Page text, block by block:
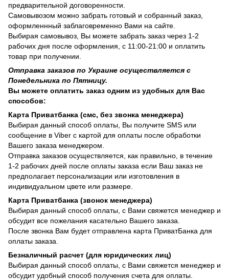
предварительной договоренности.
Самовывозом можно забрать готовый и собранный заказ,
оформленнный заблаговременно Вами на сайте.
Выбирая самовывоз, Вы можете забрать заказ через 1-2
рабочих дня после оформления, с 11:00-21:00 и оплатить
товар при получении.
Отправка заказов по Украине осуществляется с
Понедельника по Пятницу.
Вы можете оплатить заказ одним из удобных для Вас
способов:
Карта Приватбанка (смс, без звонка менеджера)
Выбирая данный способ оплаты, Вы получите SMS или
сообщение в Viber с картой для оплаты после обработки
Вашего заказа менеджером.
Отправка заказов осуществляется, как правильно, в течение
1-2 рабочих дней после оплаты заказа если Ваш заказ не
предполагает персонализации или изготовления в
индивидуальном цвете или размере.
Карта Приватбанка (звонок менеджера)
Выбирая данный способ оплаты, с Вами свяжется менеджер и
обсудит все пожелания касательно Вашего заказа.
После звонка Вам будет отправлена карта ПриватБанка для
оплаты заказа.
Безналичный расчет (для юридических лиц)
Выбирая данный способ оплаты, с Вами свяжется менеджер и
обсудит удобный способ получения счета для оплаты.